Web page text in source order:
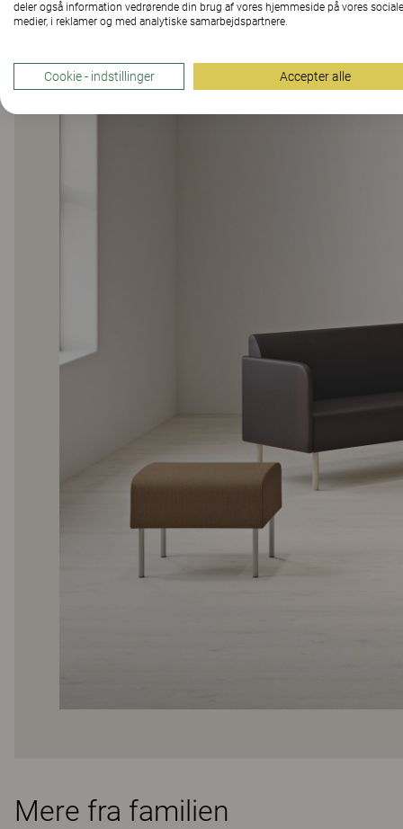
læringsmiljøer. Den er også et holdbart alternativ
komponenter, der kan udskiftes, adskilles og
Mere fra familien
deler også information vedrørende din brug af vores hjemmeside på vores sociale
medier, i reklamer og med analytiske samarbejdspartnere.
Cookie - indstillinger Accepter alle